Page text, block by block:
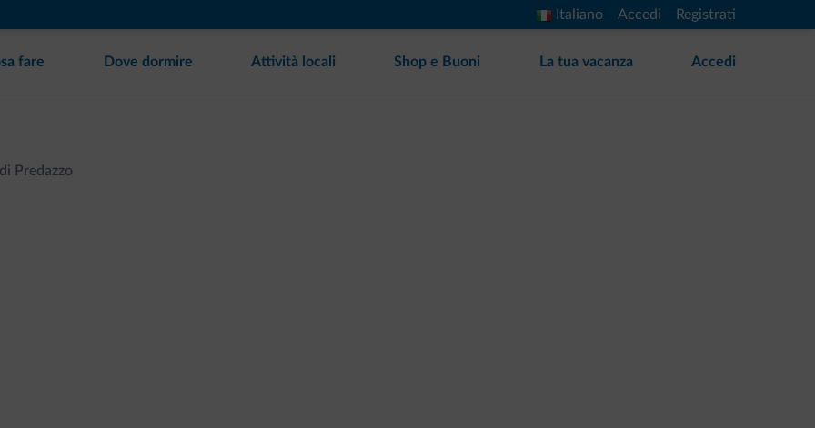
Italiano Accedi Registrati
fare Dove dormire Attività locali Shop e Buoni La tua vacanza Accedi
Predazzo